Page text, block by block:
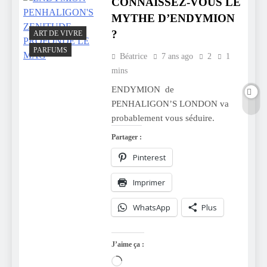
ART DE VIVRE
PARFUMS
MYTHE D’ENDYMION
?
Béatrice 7 ans ago 2
1
mins
ENDYMION de
PENHALIGON’S LONDON va
probablement vous séduire.
Partager :
Pinterest
Imprimer
WhatsApp Plus
J’aime ça :
Chargement…